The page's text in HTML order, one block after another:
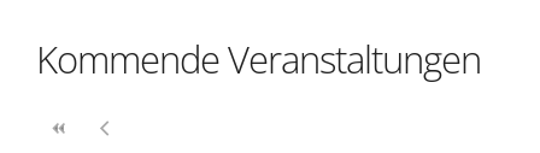
Kommende Veranstaltungen